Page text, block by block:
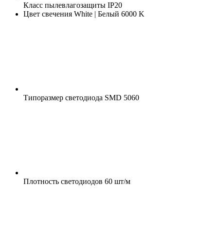
Класс пылевлагозащиты IP20
Цвет свечения White | Белый 6000 K
Типоразмер светодиода SMD 5060
Плотность светодиодов 60 шт/м